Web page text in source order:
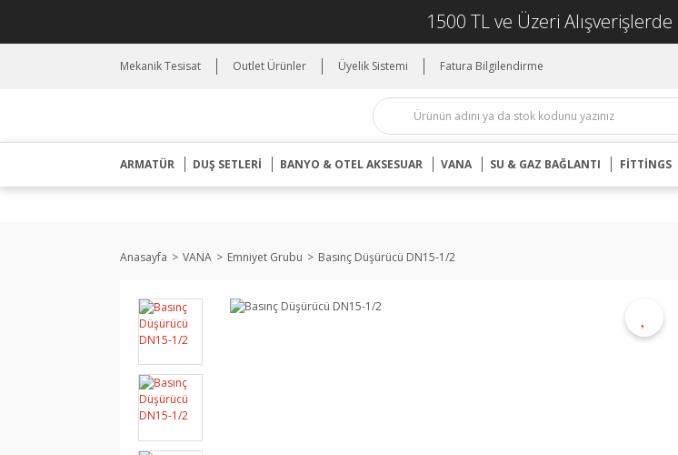
1500 TL ve Üzeri Alışverişlerde
Mekanik Tesisat Outlet Ürünler Üyelik Sistemi Fatura Bilgilendirme
ARMATÜR DUŞ SETLERİ BANYO & OTEL AKSESUAR VANA SU & GAZ BAĞLANTI FİTTİNGS
Anasayfa VANA Emniyet Grubu Basınç Düşürücü DN15-1/2